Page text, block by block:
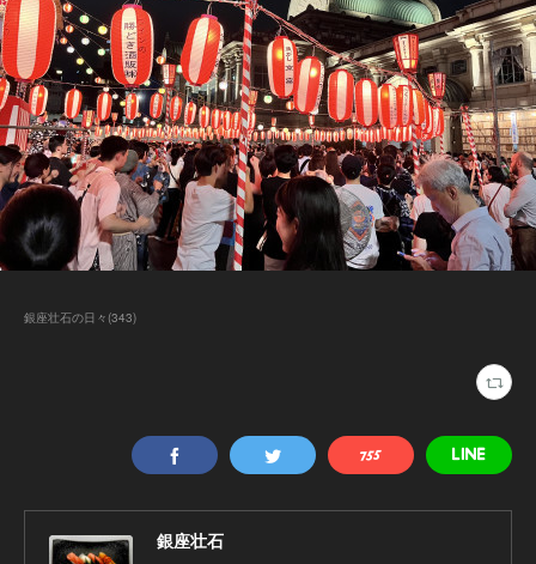
銀座壮石の日々 (343)
銀座壮石